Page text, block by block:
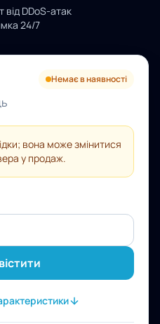
від DDoS-атак
24/7
Немає в наявності
вона може змінитися
у продаж.